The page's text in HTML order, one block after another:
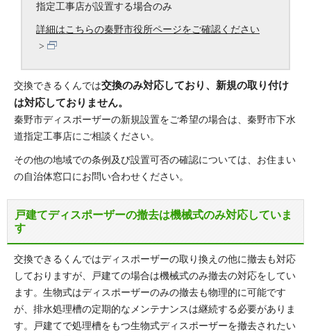
指定工事店が設置する場合のみ
詳細はこちらの秦野市役所ページをご確認ください
交換できるくんでは交換のみ対応しており、新規の取り付け
は対応しておりません。
秦野市ディスポーザーの新規設置をご希望の場合は、秦野市下水
道指定工事店にご相談ください。
その他の地域での条例及び設置可否の確認については、お住まい
の自治体窓口にお問い合わせください。
戸建てディスポーザーの撤去は機械式のみ対応していま
す
交換できるくんではディスポーザーの取り換えの他に撤去も対応
しておりますが、戸建ての場合は機械式のみ撤去の対応をしてい
ます。生物式はディスポーザーのみの撤去も物理的に可能です
が、排水処理槽の定期的なメンテナンスは継続する必要がありま
す。戸建てで処理槽をもつ生物式ディスポーザーを撤去されたい